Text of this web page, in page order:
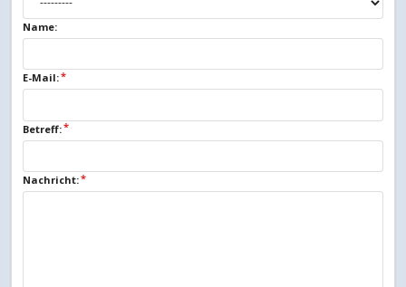
Name:
E-Mail:
Betreff:
Nachricht: